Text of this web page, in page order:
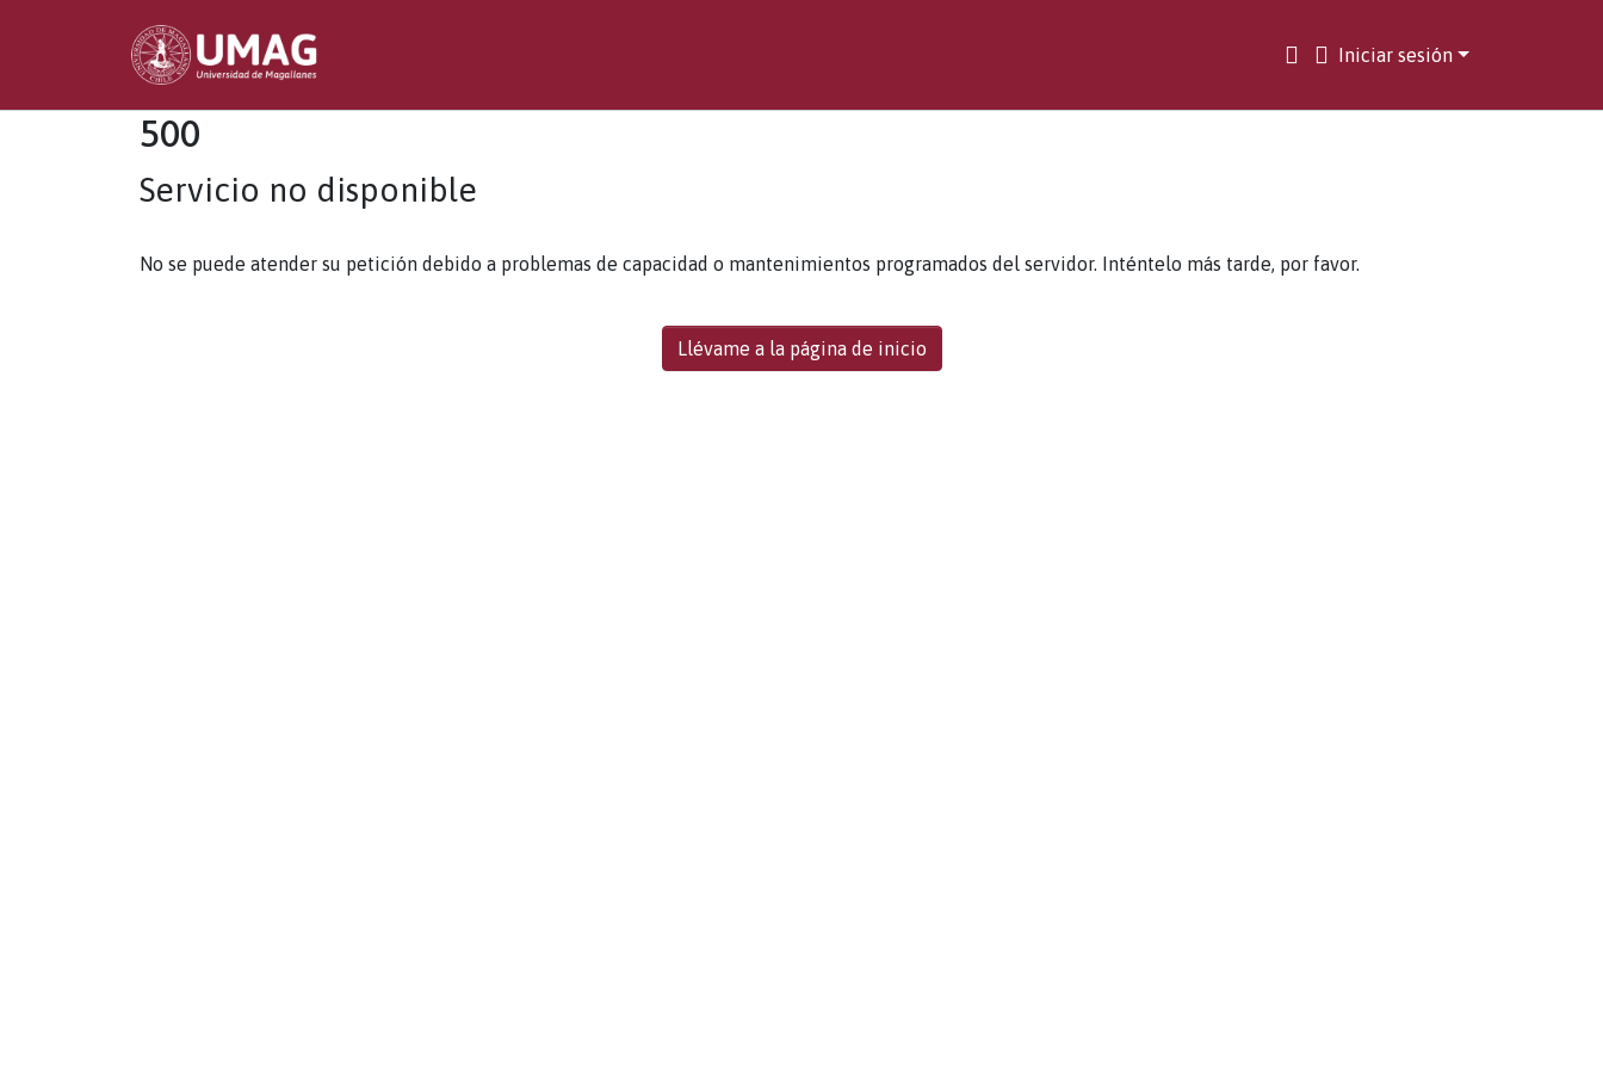
Iniciar sesión
500
Servicio no disponible
No se puede atender su petición debido a problemas de capacidad o mantenimientos programados del servidor. Inténtelo más tarde, por favor.
Llévame a la página de inicio